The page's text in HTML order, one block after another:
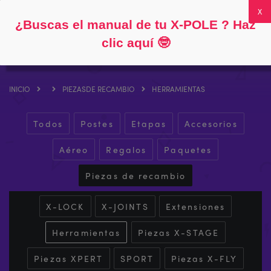
INICIO PIEZASDE RECAMBIO HERRAMIENTAS
Todos Postes Etapas Accesorios
Aéreo Regalos Paquetes
Piezas de recambio
X-LOCK X-JOINTS Extensiones
Herramientas Piezas X-STAGE
Piezas XPERT SPORT Piezas X-FLY
¿Buscas el manual de tu X-POLE ? Haz
clic aquí🤓